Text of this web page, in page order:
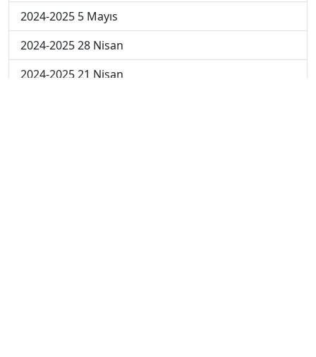
2024-2025 5 Mayıs
2024-2025 28 Nisan
2024-2025 21 Nisan